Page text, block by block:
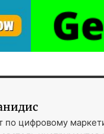
цифровому